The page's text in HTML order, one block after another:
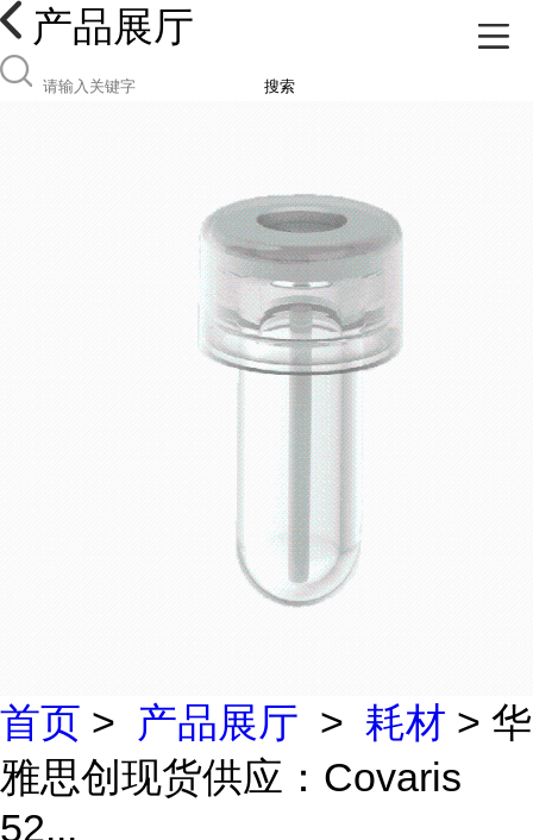
产品展厅
搜索
首页 > 产品展厅 > 耗材 > 华
雅思创现货供应：Covaris
52...